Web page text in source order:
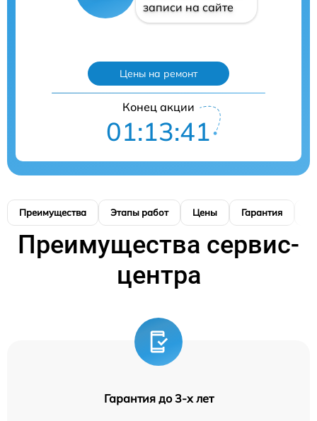
записи на сайте
Цены на ремонт
Конец акции
01:13:40
Преимущества Этапы работ Цены Гарантия
Преимущества сервис-
центра
Гарантия до 3-х лет